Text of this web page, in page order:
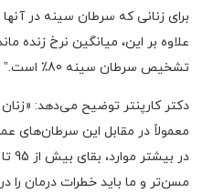
تشخیص سرطان سینه 80٪ است.”
دکتر کارپنتر توضیح می‌دهد:
معمولاً در مقابل این سرطان‌های
مسن‌تر و ما باید خطرات درمان را